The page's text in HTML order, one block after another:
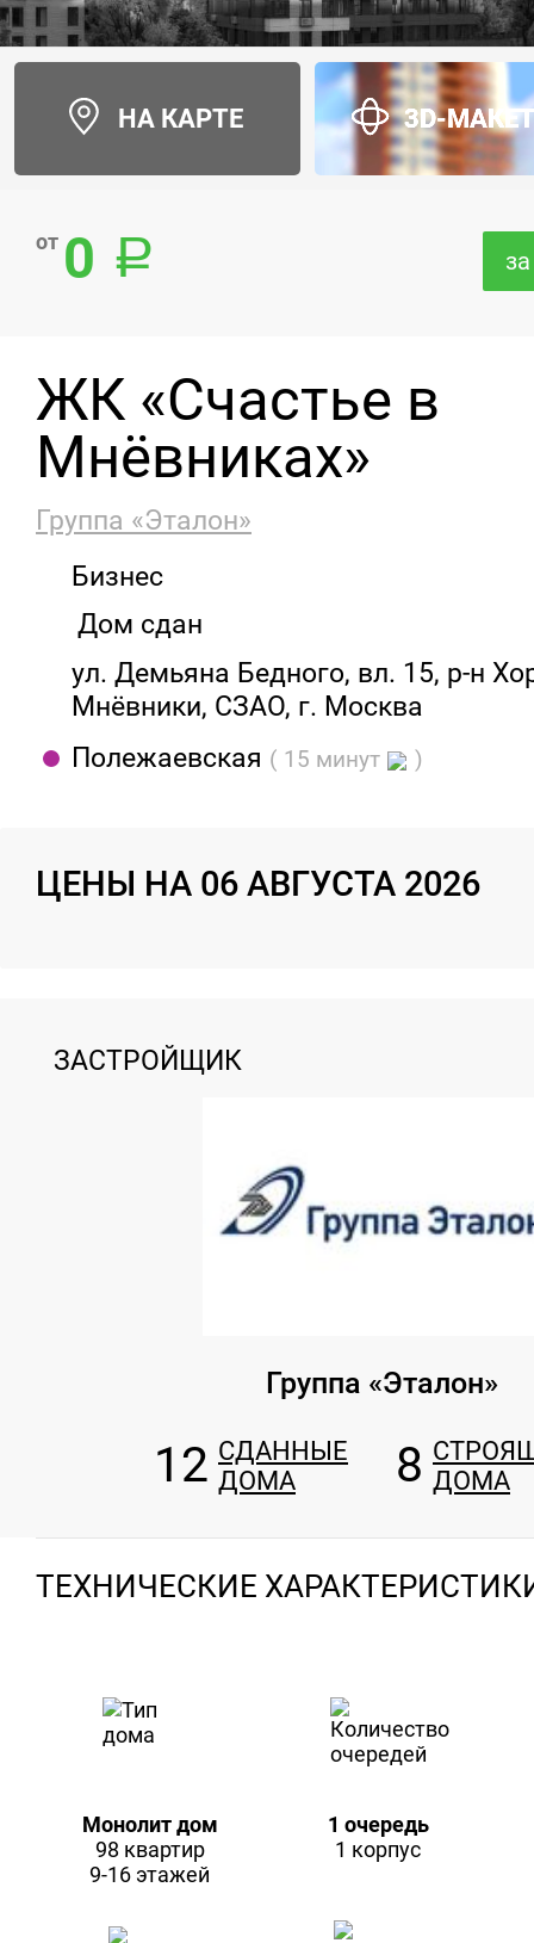
НА КАРТЕ 3D-
от 0
ЖК «Счастье в
Мнёвниках»
Группа «Эталон»
Бизнес
Дом сдан
ул. Демьяна Бедного, вл. 15, р-н
Мнёвники, СЗАО, г. Москва
Полежаевская ( 15 минут )
ЦЕНЫ НА 06 АВГУСТА 2026
ЗАСТРОЙЩИК
Группа «Эталон»
12 СДАННЫЕ
ДОМА
8 ДОМА
ТЕХНИЧЕСКИЕ
Монолит дом
98 квартир
9-16 этажей
1 очередь
1 корпус